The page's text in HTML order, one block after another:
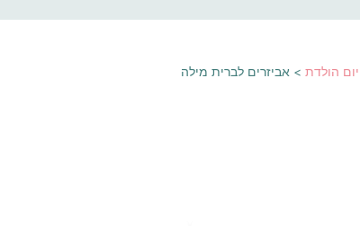
יום הולדת > אביזרים לברית מילה